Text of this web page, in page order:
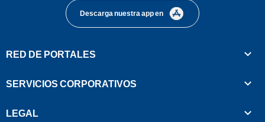
Descarga nuestra app en
RED DE PORTALES
SERVICIOS CORPORATIVOS
LEGAL